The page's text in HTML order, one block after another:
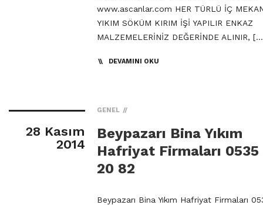
www.ascanlar.com HER TÜRLÜ İÇ
YIKIM SÖKÜM KIRIM İŞİ YAPILIR ENKAZ
MALZEMELERİNİZ DEĞERİNDE ALINIR,
DEVAMINI OKU
28 Kasım
2014
GENEL
Beypazarı Bina Yıkım
Hafriyat Firmaları 0535
20 82
Beypazarı Bina Yıkım Hafriyat Firmaları